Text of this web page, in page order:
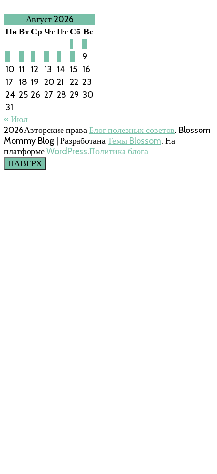
Август 2026
ПнВтСрЧтПтСб Вс
9
10 11 12 13 14 15 16
17
18 19 20 21 22 23
24 25 26 27 28 29 30
31
« Июл
2026Авторские праваБлог полезных советов. Blossom
Mommy Blog | РазработанаТемы Blossom. На
платформеWordPress.Политика блога
НАВЕРХ